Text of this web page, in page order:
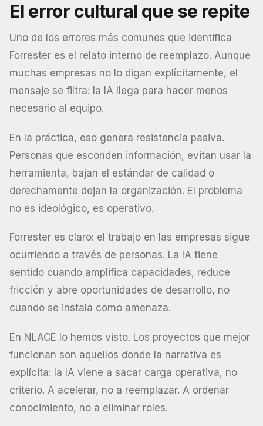
El error cultural que se repite
Uno de los errores más comunes que identifica
Forrester es el relato interno de reemplazo. Aunque
muchas empresas no lo digan explícitamente, el
mensaje se filtra: la IA llega para hacer menos
necesario al equipo.
En la práctica, eso genera resistencia pasiva.
Personas que esconden información, evitan usar la
herramienta, bajan el estándar de calidad o
derechamente dejan la organización. El problema
no es ideológico, es operativo.
Forrester es claro: el trabajo en las empresas sigue
ocurriendo a través de personas. La IA tiene
sentido cuando amplifica capacidades, reduce
fricción y abre oportunidades de desarrollo, no
cuando se instala como amenaza.
En NLACE lo hemos visto. Los proyectos que mejor
funcionan son aquellos donde la narrativa es
explícita: la IA viene a sacar carga operativa, no
criterio. A acelerar, no a reemplazar. A ordenar
conocimiento, no a eliminar roles.